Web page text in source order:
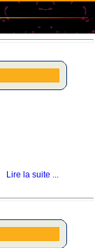
Lire la suite ...